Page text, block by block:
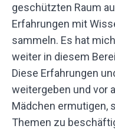
geschützten Raum
Erfahrungen mit
sammeln. Es hat
weiter in diesem
Diese Erfahrungen
weitergeben und vor
Mädchen ermutigen,
Themen zu